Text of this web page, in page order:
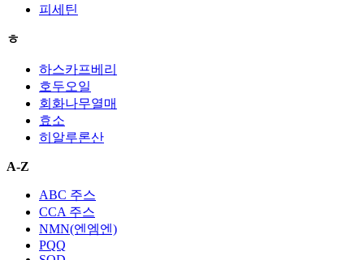
피세틴
ㅎ
하스카프베리
호두오일
회화나무열매
효소
히알루론산
A-Z
ABC 주스
CCA 주스
NMN(엔엠엔)
PQQ